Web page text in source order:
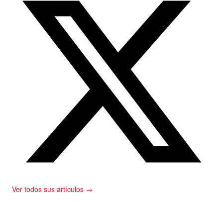
Ver todos sus artículos →